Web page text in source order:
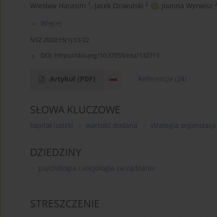
Wiesław Harasim 1 , Jacek Dziwulski 2 , Joanna Wyrwisz 2
Więcej
NSZ 2020;15(1):13-22
DOI: https://doi.org/10.37055/nsz/132713
Artykuł (PDF) Referencje (24)
SŁOWA KLUCZOWE
kapitał ludzki wartość dodana strategia organizacji
DZIEDZINY
psychologia i socjologia zarządzania
STRESZCZENIE